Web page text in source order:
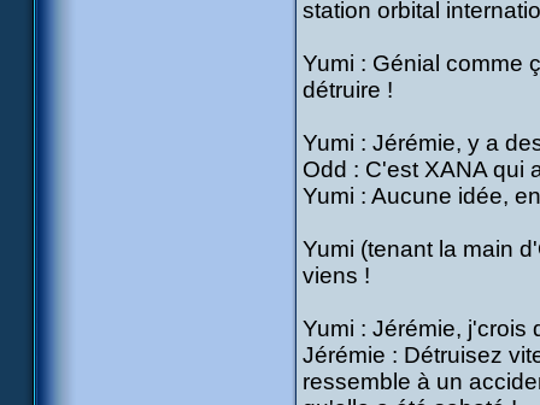
station orbital
Yumi : Génial comme
détruire !
Yumi : Jérémie, y a
Odd : C'est XANA qui
Yumi : Aucune idée,
Yumi (tenant la main
viens !
Yumi : Jérémie, j'crois
Jérémie : Détruisez
ressemble à un